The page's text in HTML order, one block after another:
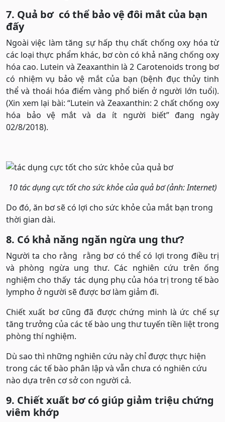
7. Quả bơ có thể bảo vệ đôi mắt của bạn
đấy
Ngoài việc làm tăng sự hấp thụ chất chống oxy hóa từ
các loại thực phẩm khác, bơ còn có khả năng chống oxy
hóa cao. Lutein và Zeaxanthin là 2 Carotenoids trong bơ
có nhiệm vụ bảo vệ mắt của bạn (bệnh đục thủy tinh
thể và thoái hóa điểm vàng phổ biến ở người lớn tuổi).
(Xin xem lại bài: “Lutein và Zeaxanthin: 2 chất chống oxy
hóa bảo vệ mắt và da ít người biết” đang ngày
02/8/2018).
10 tác dụng cực tốt cho sức khỏe của quả bơ (ảnh: Internet)
Do đó, ăn bơ sẽ có lợi cho sức khỏe của mắt bạn trong
thời gian dài.
8. Có khả năng ngăn ngừa ung thư?
Người ta cho rằng rằng bơ có thể có lợi trong điều trị
và phòng ngừa ung thư. Các nghiên cứu trên ống
nghiệm cho thấy tác dụng phụ của hóa trị trong tế bào
lympho ở người sẽ được bơ làm giảm đi.
Chiết xuất bơ cũng đã được chứng minh là ức chế sự
tăng trưởng của các tế bào ung thư tuyến tiền liệt trong
phòng thí nghiệm.
Dù sao thì những nghiên cứu này chỉ được thực hiện
trong các tế bào phân lập và vẫn chưa có nghiên cứu
nào dựa trên cơ sở con người cả.
9. Chiết xuất bơ có giúp giảm triệu chứng
viêm khớp